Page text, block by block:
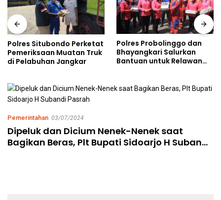
Polres Situbondo Perketat
Pemeriksaan Muatan Truk
di Pelabuhan Jangkar
Polres Probolinggo dan
Bhayangkari Salurkan
Bantuan untuk Relawan
Pemerintahan 03/07/2024
Dipeluk dan Dicium Nenek-Nenek saat
Bagikan Beras, Plt Bupati Sidoarjo H Subandi